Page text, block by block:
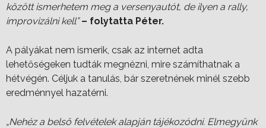
között ismerhetem meg a versenyautót, de ilyen a rally,
improvizálni kell” – folytatta Péter.
A pályákat nem ismerik, csak az internet adta
lehetőségeken tudták megnézni, mire számíthatnak a
hétvégén. Céljuk a tanulás, bár szeretnének minél szebb
eredménnyel hazatérni.
„Nehéz a belső felvételek alapján tájékozódni. Elmegyünk